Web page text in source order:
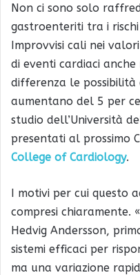
Non ci sono solo
gastroenteriti tra i
Improvvisi cali nei
di eventi cardiaci
differenza le
aumentano del 5 per
studio dell’Università
presentati al prossimo
College of Cardiology.
I motivi per cui questo
compresi chiaramente.
Hedvig Andersson,
sistemi efficaci per
ma una variazione